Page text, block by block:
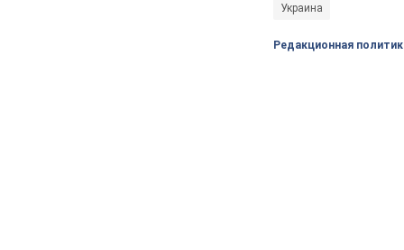
Украина
Редакционная